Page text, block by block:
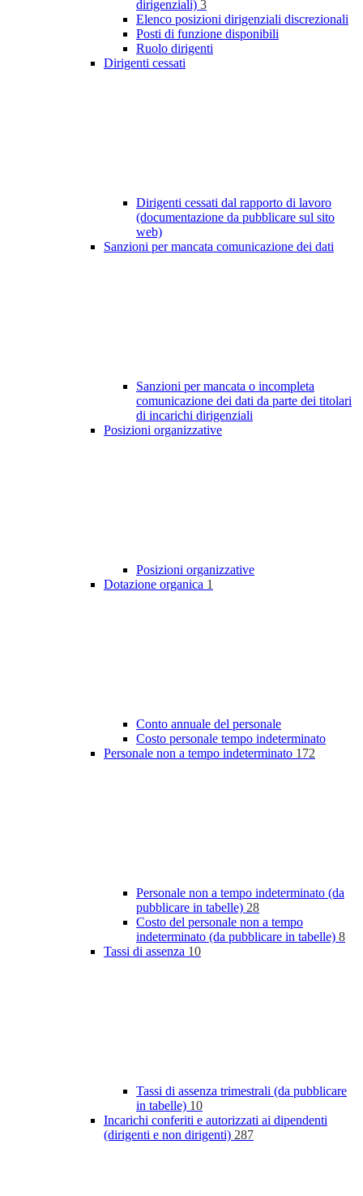
dirigenziali) 3
Elenco posizioni dirigenziali discrezionali
Posti di funzione disponibili
Ruolo dirigenti
Dirigenti cessati
Dirigenti cessati dal rapporto di lavoro
(documentazione da pubblicare sul sito
web)
Sanzioni per mancata comunicazione dei dati
Sanzioni per mancata o incompleta
comunicazione dei dati da parte dei titolari
di incarichi dirigenziali
Posizioni organizzative
Posizioni organizzative
Dotazione organica 1
Conto annuale del personale
Costo personale tempo indeterminato
Personale non a tempo indeterminato 172
Personale non a tempo indeterminato (da
pubblicare in tabelle) 28
Costo del personale non a tempo
indeterminato (da pubblicare in tabelle) 8
Tassi di assenza 10
Tassi di assenza trimestrali (da pubblicare
in tabelle) 10
Incarichi conferiti e autorizzati ai dipendenti
(dirigenti e non dirigenti) 287